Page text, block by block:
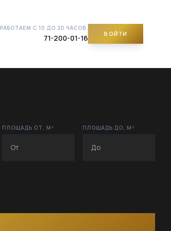
РАБОТАЕМ С 10 ДО 20 ЧАСОВ.
71-200-01-16 ВОЙТИ
ПЛОЩАДЬ ОТ, М² ПЛОЩАДЬ ДО, М²